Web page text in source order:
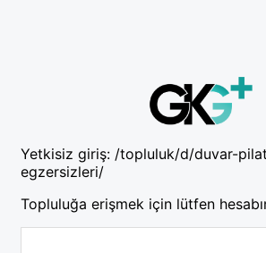
Yetkisiz giriş: /topluluk/d/duvar-
egzersizleri/
Topluluğa erişmek için lütfen